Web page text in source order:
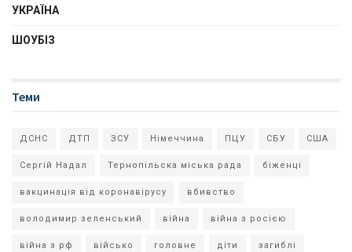
УКРАЇНА
ШОУБІЗ
Теми
ДСНС ДТП ЗСУ Німеччина ПЦУ СБУ США
Сергій Надал Тернопільска міська рада біженці
вакцинація від коронавірусу вбивство
володимир зеленський війна війна з росією
війна з рф військо головне діти загиблі